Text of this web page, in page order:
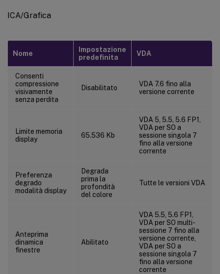
ICA/Grafica
Nome
Impostazione
predefinita
VDA
Consenti
compressione
visivamente
senza perdita
Disabilitato
VDA 7.6 fino alla
versione corrente
Limite memoria
display
65.536 Kb
VDA 5, 5.5, 5.6 FP1,
VDA per SO a
sessione singola 7
fino alla versione
corrente
Preferenza
degrado
modalità display
Degrada
prima la
profondità
del colore
Tutte le versioni VDA
Anteprima
dinamica
finestre
Abilitato
VDA 5.5, 5.6 FP1,
VDA per SO multi-
sessione 7 fino alla
versione corrente,
VDA per SO a
sessione singola 7
fino alla versione
corrente